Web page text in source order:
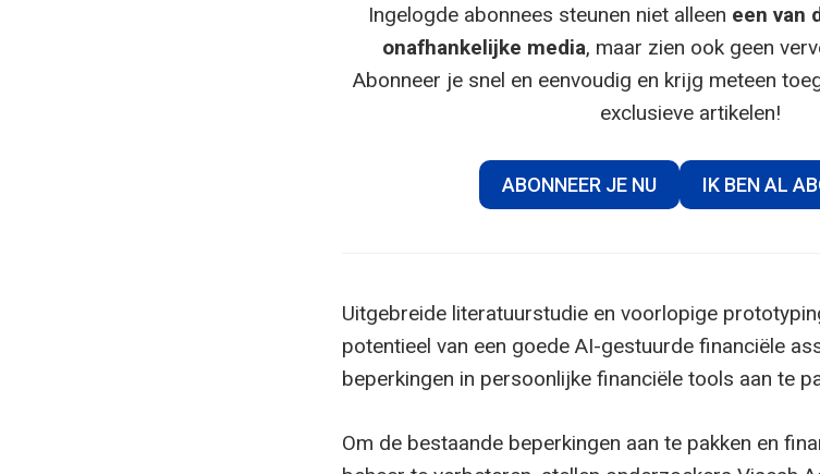
Ingelogde abonnees steunen niet alleen een van
onafhankelijke media, maar zien ook geen
Abonneer je snel en eenvoudig en krijg meteen
exclusieve artikelen!
ABONNEER JE NU IK BEN AL
Uitgebreide literatuurstudie en voorlopige
potentieel van een goede AI-gestuurde financiële
beperkingen in persoonlijke financiële tools aan te
Om de bestaande beperkingen aan te pakken en